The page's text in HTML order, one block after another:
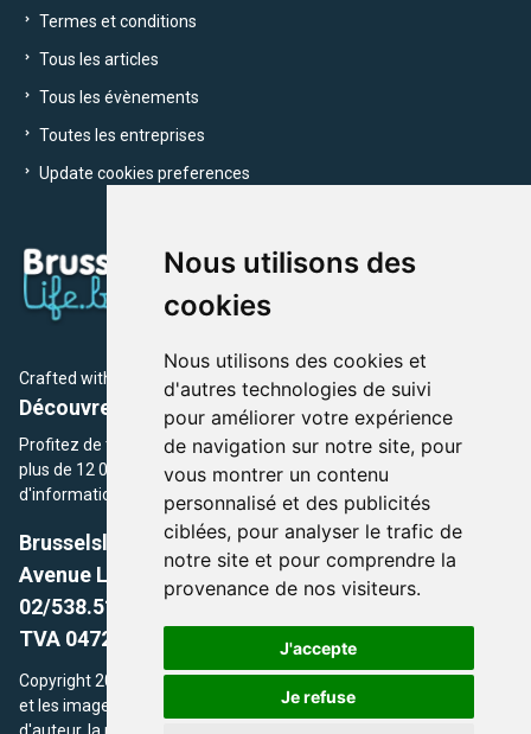
Nous utilisons des
cookies
Nous utilisons des cookies et
d'autres technologies de suivi
pour améliorer votre expérience
de navigation sur notre site, pour
vous montrer un contenu
personnalisé et des publicités
ciblées, pour analyser le trafic de
notre site et pour comprendre la
provenance de nos visiteurs.
J'accepte
Je refuse
Termes et conditions
Tous les articles
Tous les évènements
Toutes les entreprises
Update cookies preferences
Crafted with by Brusselslife Team
Découvrez plus de 12 000 adresses et événements
Profitez de toutes les sections de BrusselsLife.be et découvrez
plus de 12 000 adresses et un grand choix d'événements,
d'informations et de conseils et astuces de notre écriture.
Brusselslife.be
Avenue Louise, 500 -1050 Ixelles, Brussels,
02/538.51.49.
TVA 0472.281.221
Copyright 2026 © Brusselslife.be Tous droits réservés. Le contenu
et les images utilisés sur ce site sont protégés par le droit
d'auteur. la propriétaires respectifs.